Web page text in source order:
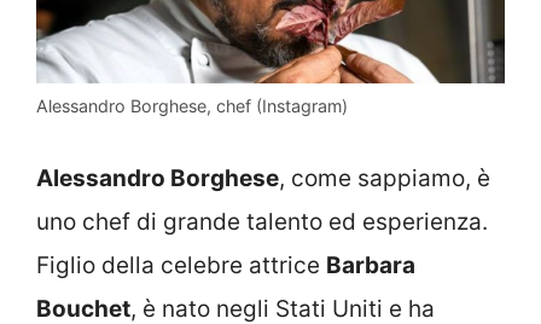
Alessandro Borghese, chef (Instagram)
Alessandro Borghese, come sappiamo, è
uno chef di grande talento ed esperienza.
Figlio della celebre attrice Barbara
Bouchet, è nato negli Stati Uniti e ha